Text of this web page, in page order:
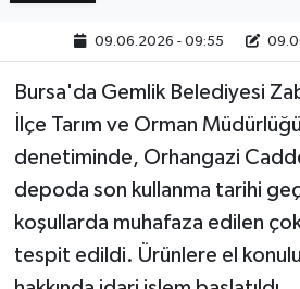
09.06.2026 - 09:55
Bursa'da Gemlik Belediyesi
İlçe Tarım ve Orman
denetiminde, Orhangazi
depoda son kullanma tarihi
koşullarda muhafaza edilen
tespit edildi. Ürünlere el
Bilim, Teknoloji